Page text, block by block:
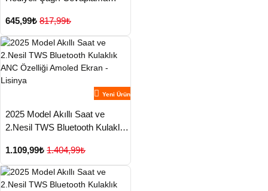
Uyumlu - Lisinya
645,99₺ 817,99₺
Yeni Ürün
2025 Model Akıllı Saat ve
2.Nesil TWS Bluetooth Kulaklık
Lisinya
1.109,99₺ 1.404,99₺